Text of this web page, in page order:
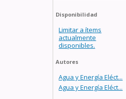
Disponibilidad
Limitar a ítems
actualmente
disponibles.
Autores
Agua y Energía Eléct...
Agua y Energía Eléct...